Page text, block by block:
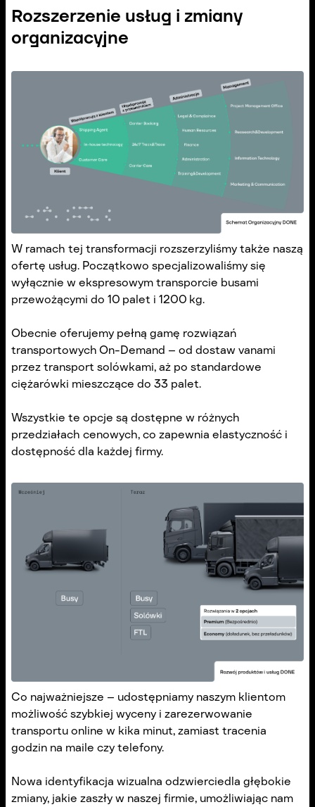
Rozszerzenie usług i zmiany
organizacyjne
W ramach tej transformacji rozszerzyliśmy także naszą
ofertę usług. Początkowo specjalizowaliśmy się
wyłącznie w ekspresowym transporcie busami
przewożącymi do 10 palet i 1200 kg.
Obecnie oferujemy pełną gamę rozwiązań
transportowych On-Demand – od dostaw vanami
przez transport solówkami, aż po standardowe
ciężarówki mieszczące do 33 palet.
Wszystkie te opcje są dostępne w różnych
przedziałach cenowych, co zapewnia elastyczność i
dostępność dla każdej firmy.
Co najważniejsze – udostępniamy naszym klientom
możliwość szybkiej wyceny i zarezerwowanie
transportu online w kika minut, zamiast tracenia
godzin na maile czy telefony.
Nowa identyfikacja wizualna odzwierciedla głębokie
zmiany, jakie zaszły w naszej firmie, umożliwiając nam